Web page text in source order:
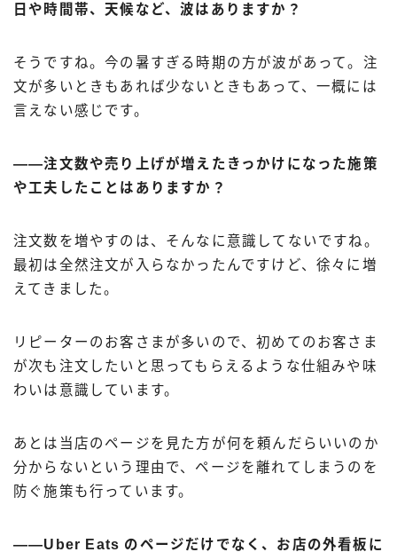
日や時間帯、天候など、波はありますか？
そうですね。今の暑すぎる時期の方が波があって。注
文が多いときもあれば少ないときもあって、一概には
言えない感じです。
――注文数や売り上げが増えたきっかけになった施策
や工夫したことはありますか？
注文数を増やすのは、そんなに意識してないですね。
最初は全然注文が入らなかったんですけど、徐々に増
えてきました。
リピーターのお客さまが多いので、初めてのお客さま
が次も注文したいと思ってもらえるような仕組みや味
わいは意識しています。
あとは当店のページを見た方が何を頼んだらいいのか
分からないという理由で、ページを離れてしまうのを
防ぐ施策も行っています。
――Uber Eats のページだけでなく、お店の外看板に